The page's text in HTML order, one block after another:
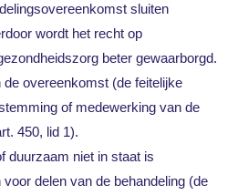
sluiten
wordt het recht op
beter gewaarborgd.
overeenkomst (de feitelijke
of medewerking van de
450, lid 1).
duurzaam niet in staat is
delen van de behandeling (de